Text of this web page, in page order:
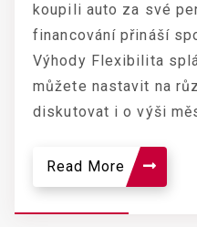
koupili auto za své
financování přináší
Výhody Flexibilita
můžete nastavit na
diskutovat i o výši
Read More